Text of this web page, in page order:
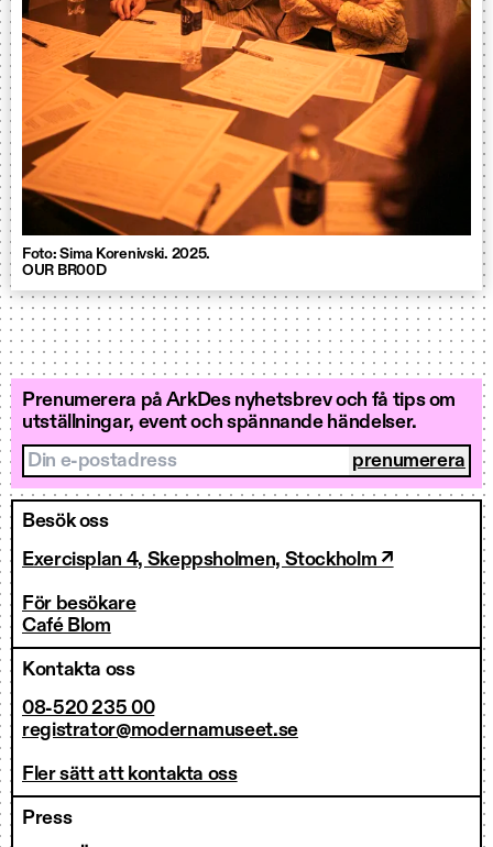
Foto: Sima Korenivski. 2025.
OUR BR00D
Prenumerera på ArkDes nyhetsbrev och få tips om
utställningar, event och spännande händelser.
Din e-postadress
Besök oss
Exercisplan 4, Skeppsholmen, Stockholm ↗
För besökare
Café Blom
Kontakta oss
08-520 235 00
registrator@modernamuseet.se
Fler sätt att kontakta oss
Press